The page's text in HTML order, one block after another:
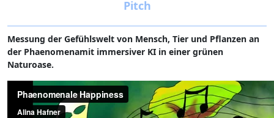
Messung der Gefühlswelt von Mensch, Tier und Pflanzen an
der Phaenomenamit immersiver KI in einer grünen
Naturoase.